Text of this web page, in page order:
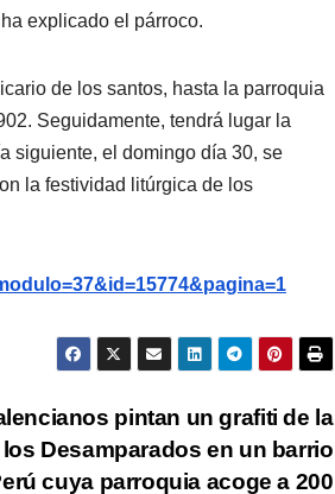
explicado el párroco.
de los santos, hasta la parroquia
Seguidamente, tendrá lugar la
siguiente, el domingo día 30, se
la festividad litúrgica de los
pintan un grafiti de la
Desamparados en un barrio
cuya parroquia acoge a 200